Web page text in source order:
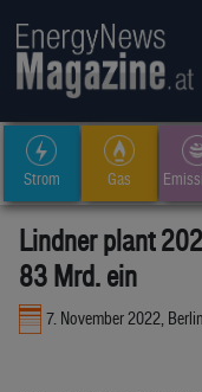
Strom Gas
Lindner plant
83 Mrd. ein
7. November 2022, Berlin